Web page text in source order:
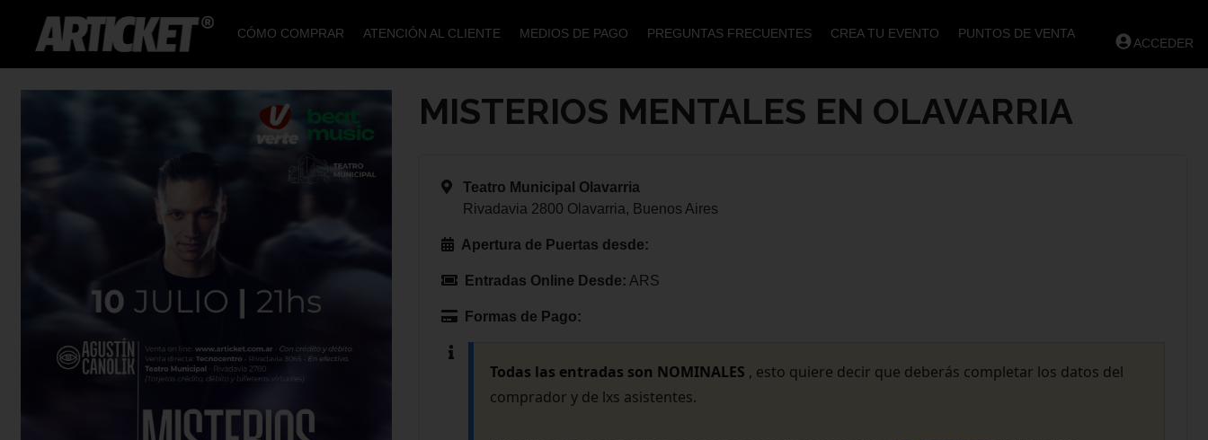
CÓMO COMPRAR ATENCIÓN AL CLIENTE MEDIOS DE PAGO PREGUNTAS FRECUENTES CREA TU EVENTO PUNTOS DE VENTA
ACCEDER
MISTERIOS MENTALES EN OLAVARRIA
Teatro Municipal Olavarria
Rivadavia 2800 Olavarria, Buenos Aires
Apertura de Puertas desde:
Entradas Online Desde: ARS
Formas de Pago:
Todas las entradas son NOMINALES , esto quiere decir que deberás completar los datos del
comprador y de lxs asistentes.